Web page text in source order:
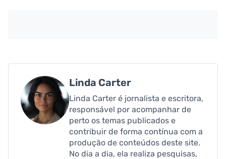
Linda Carter
Linda Carter é jornalista e escritora,
responsável por acompanhar de
perto os temas publicados e
contribuir de forma contínua com a
produção de conteúdos deste site.
No dia a dia, ela realiza pesquisas,